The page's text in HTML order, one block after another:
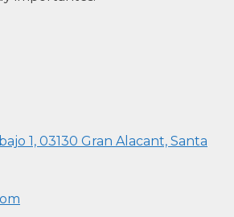
1, 03130 Gran Alacant, Santa